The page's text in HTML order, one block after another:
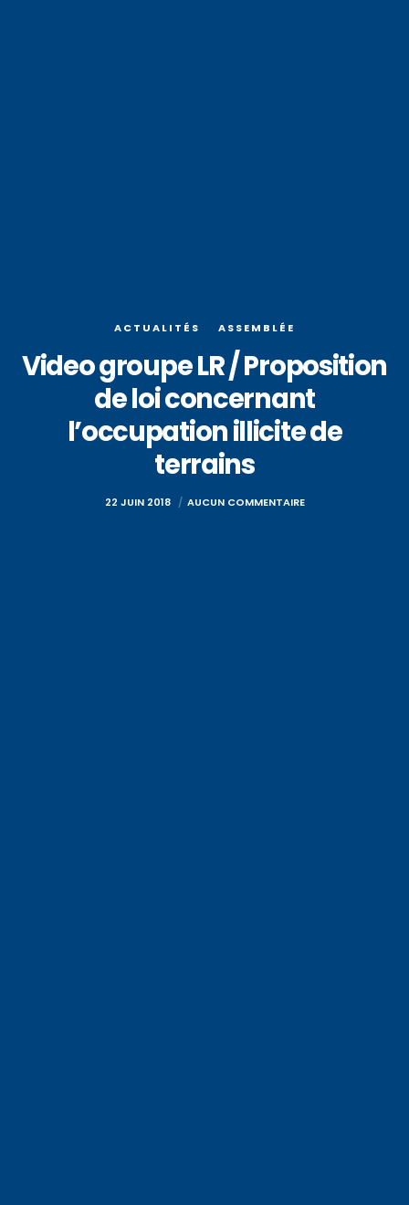
ACTUALITÉS ASSEMBLÉE
Video groupe LR / Proposition
de loi concernant
l’occupation illicite de
terrains
22 JUIN 2018 AUCUN COMMENTAIRE